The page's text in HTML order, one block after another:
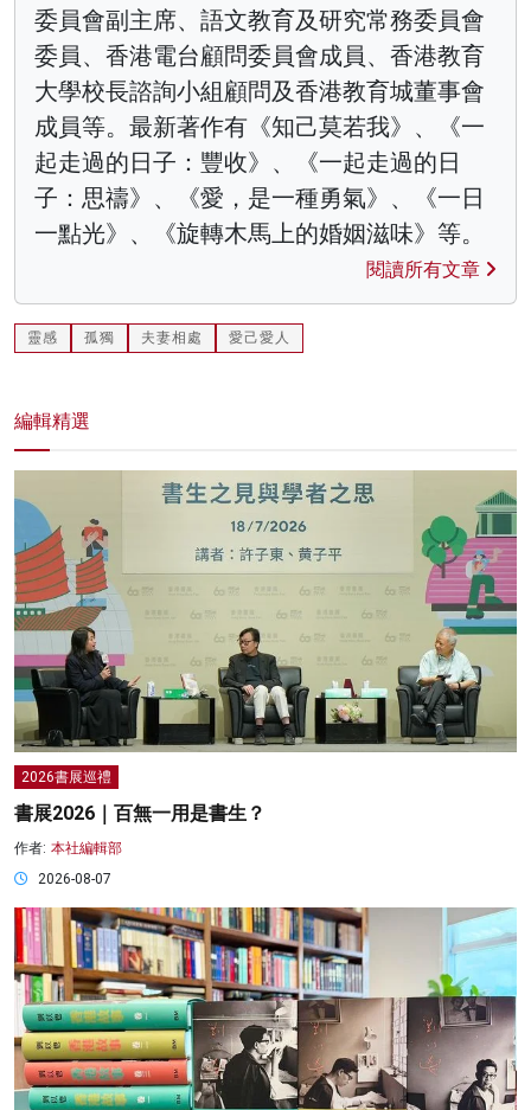
委員會副主席、語文教育及研究常務委員會
委員、香港電台顧問委員會成員、香港教育
大學校長諮詢小組顧問及香港教育城董事會
成員等。最新著作有《知己莫若我》、《一
起走過的日子：豐收》、《一起走過的日
子：思禱》、《愛，是一種勇氣》、《一日
一點光》、《旋轉木馬上的婚姻滋味》等。
閱讀所有文章
靈感 孤獨 夫妻相處 愛己愛人
編輯精選
2026書展巡禮
書展2026｜百無一用是書生？
作者: 本社編輯部
2026-08-07